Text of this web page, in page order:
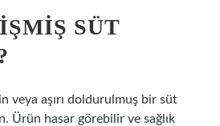
SÜT
veya aşırı doldurulmuş bir süt
Ürün hasar görebilir ve sağlık